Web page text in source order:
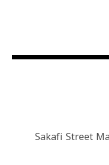
Sakafi Street